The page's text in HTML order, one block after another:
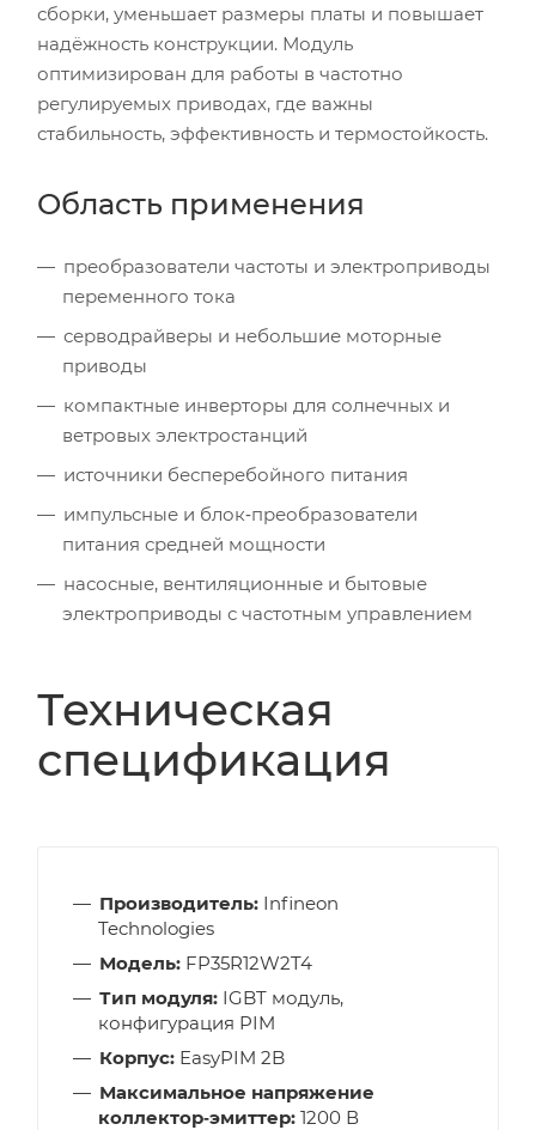
сборки, уменьшает размеры платы и повышает
надёжность конструкции. Модуль
оптимизирован для работы в частотно
регулируемых приводах, где важны
стабильность, эффективность и термостойкость.
Область применения
преобразователи частоты и электроприводы
переменного тока
серводрайверы и небольшие моторные
приводы
компактные инверторы для солнечных и
ветровых электростанций
источники бесперебойного питания
импульсные и блок‑преобразователи
питания средней мощности
насосные, вентиляционные и бытовые
электроприводы с частотным управлением
Техническая
спецификация
Производитель: Infineon
Technologies
Модель: FP35R12W2T4
Тип модуля: IGBT модуль,
конфигурация PIM
Корпус: EasyPIM 2B
Максимальное напряжение
коллектор‑эмиттер: 1200 В